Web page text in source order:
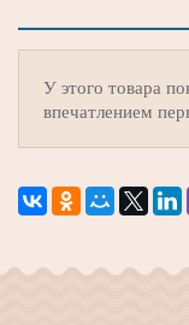
У этого товара
впечатлением